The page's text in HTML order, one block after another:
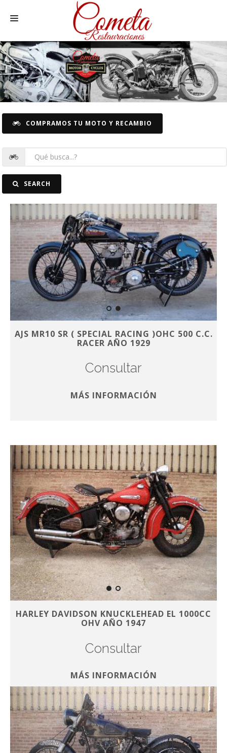
HOME
MOTOS NACIONALES Y OTRAS
RECAMBIOS MOTOS
COMPRAMOS TU MOTO Y RECAMBIO
SEARCH
AJS MR10 SR ( SPECIAL RACING )OHC 500 C.C.
RACER AÑO 1929
Consultar
MÁS INFORMACIÓN
HARLEY DAVIDSON KNUCKLEHEAD EL 1000CC
OHV AÑO 1947
Consultar
MÁS INFORMACIÓN